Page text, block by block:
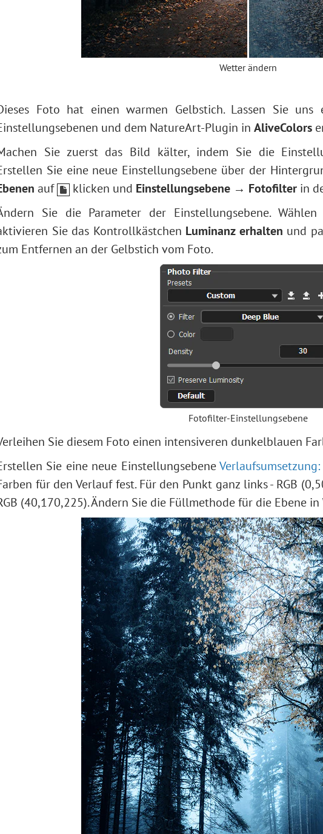
Wetter ändern
Foto hat einen warmen Gelbstich. Lassen Sie uns
und dem NatureArt-Plugin in AliveColors
Sie zuerst das Bild kälter, indem Sie die
Sie eine neue Einstellungsebene über der
auf klicken und Einstellungsebene → Fotofilter in
Sie die Parameter der Einstellungsebene. Wählen
Sie das Kontrollkästchen Luminanz erhalten und
Entfernen an der Gelbstich vom Foto.
Fotofilter-Einstellungsebene
Sie diesem Foto einen intensiveren dunkelblauen
Sie eine neue Einstellungsebene
für den Verlauf fest. Für den Punkt ganz links - RGB
(40,170,225). Ändern Sie die Füllmethode für die Ebene in